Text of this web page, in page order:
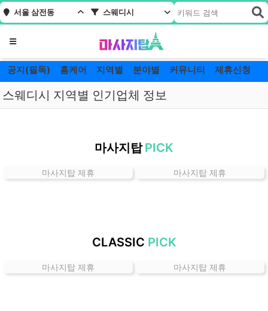
서울 삼전동 스웨디시
메뉴
공지(필독) 홈케어 지역별 분야별 커뮤니티 제휴신청
스웨디시 지역별 인기업체 정보
동
는
마사지탑 PICK
마사지탑 제휴 마사지탑 제휴
CLASSIC PICK
마사지탑 제휴 마사지탑 제휴